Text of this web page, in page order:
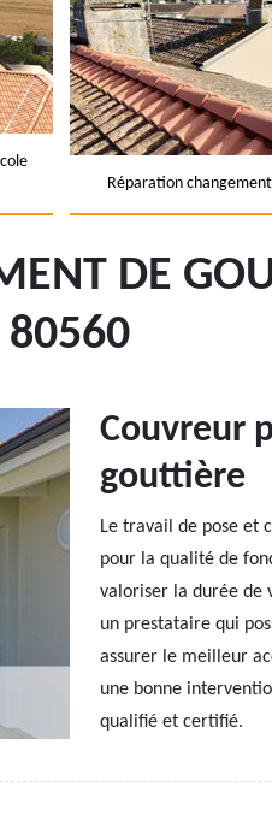
Réparation
DE
80560
Couvreur
gouttière
Le travail de pose et
pour la qualité de
valoriser la durée de
un prestataire qui
assurer le meilleur
une bonne
qualifié et certifié.